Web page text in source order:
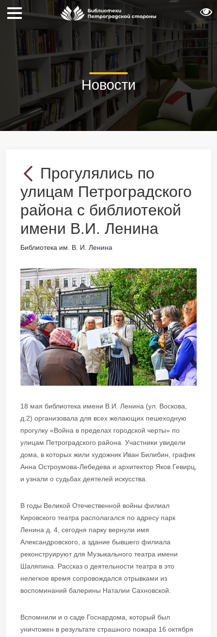
Новости
Прогулялись по
улицам Петроградского
района с библиотекой
имени В.И. Ленина
Библиотека им. В. И. Ленина
18 мая библиотека имени В.И. Ленина (ул. Воскова,
д.2) организовала для всех желающих пешеходную
прогулку «Война в пределах городской черты» по
улицам Петроградского района. Участники увидели
дома, в которых жили художник Иван Билибин, график
Анна Остроумова-Лебедева и архитектор Яков Гевирц,
и узнали о судьбах деятелей искусства.
В годы Великой Отечественной войны филиал
Кировского театра располагался по адресу парк
Ленина д. 4, сегодня парку вернули имя
Александровского, а здание бывшего филиала
реконструируют для Музыкального театра имени
Шаляпина. Рассказ о деятельности театра в это
нелегкое время сопровождался отрывками из
воспоминаний балерины Наталии Сахновской.
Вспомнили и о саде Госнардома, который был
уничтожен в результате страшного пожара 16 октября